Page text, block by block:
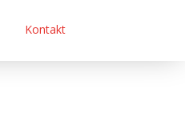
Kontakt